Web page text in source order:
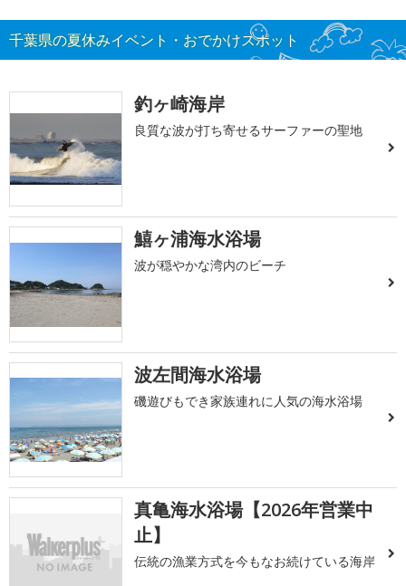
千葉県の夏休みイベント・おでかけスポット
釣ヶ崎海岸
良質な波が打ち寄せるサーファーの聖地
鱚ヶ浦海水浴場
波が穏やかな湾内のビーチ
波左間海水浴場
磯遊びもでき家族連れに人気の海水浴場
真亀海水浴場【2026年営業中
止】
伝統の漁業方式を今もなお続けている海岸